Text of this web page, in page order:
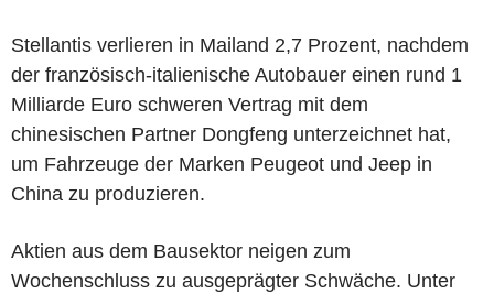
Stellantis verlieren in Mailand 2,7 Prozent, nachdem
der französisch-italienische Autobauer einen rund 1
Milliarde Euro schweren Vertrag mit dem
chinesischen Partner Dongfeng unterzeichnet hat,
um Fahrzeuge der Marken Peugeot und Jeep in
China zu produzieren.
Aktien aus dem Bausektor neigen zum
Wochenschluss zu ausgeprägter Schwäche. Unter